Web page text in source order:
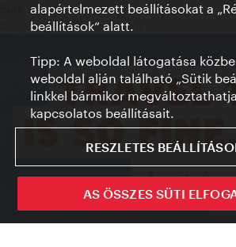
Sütik beállítása
© Copyright WienTourismus
alapértelmezett beállításokat a
beállítások“ alatt.
Tipp: A weboldal látogatása
weboldal alján található „Sütik
linkkel bármikor
kapcsolatos beállításait.
RESZLETES
AS ÖSSZES SÜTI